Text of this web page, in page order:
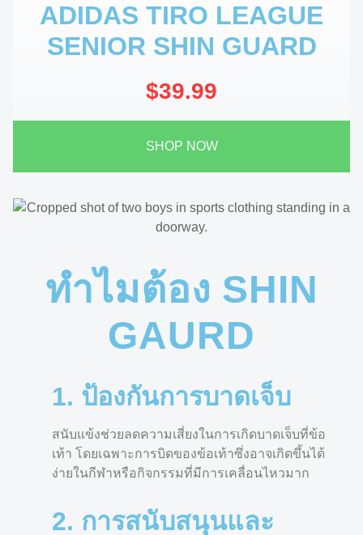
ADIDAS TIRO LEAGUE
SENIOR SHIN GUARD
$39.99
SHOP NOW
ทำไมต้อง SHIN
GAURD
1. ป้องกันการบาดเจ็บ
สนับแข้งช่วยลดความเสี่ยงในการเกิดบาดเจ็บที่ข้อ
เท้า โดยเฉพาะการบิดของข้อเท้าซึ่งอาจเกิดขึ้นได้
ง่ายในกีฬาหรือกิจกรรมที่มีการเคลื่อนไหวมาก
2. การสนับสนุนและ